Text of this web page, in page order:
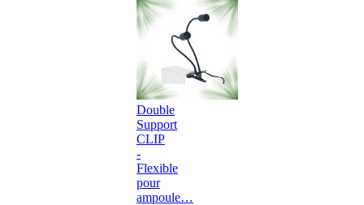
Double
Support
CLIP
-
Flexible
pour
ampoule…